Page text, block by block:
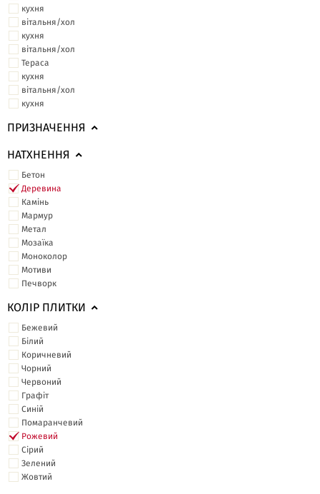
кухня
вітальня/хол
кухня
вітальня/хол
Тераса
кухня
вітальня/хол
кухня
ПРИЗНАЧЕННЯ
НАТХНЕННЯ
Бетон
Деревина
Камінь
Мармур
Метал
Мозаїка
Моноколор
Мотиви
Печворк
КОЛІР ПЛИТКИ
Бежевий
Білий
Коричневий
Чорний
Червоний
Графіт
Синій
Помаранчевий
Рожевий
Сірий
Зелений
Жовтий